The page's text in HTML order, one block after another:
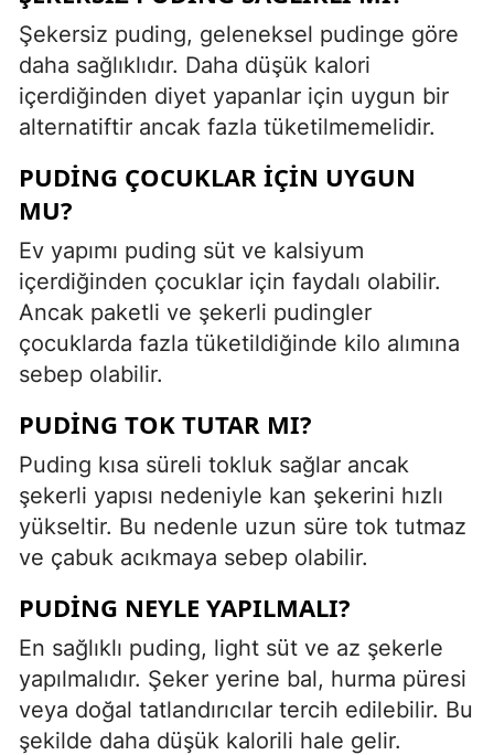
Şekersiz puding, geleneksel pudinge göre
daha sağlıklıdır. Daha düşük kalori
içerdiğinden diyet yapanlar için uygun bir
alternatiftir ancak fazla tüketilmemelidir.
PUDING ÇOCUKLAR IÇIN UYGUN
MU?
Ev yapımı puding süt ve kalsiyum
içerdiğinden çocuklar için faydalı olabilir.
Ancak paketli ve şekerli pudingler
çocuklarda fazla tüketildiğinde kilo alımına
sebep olabilir.
PUDING TOK TUTAR MI?
Puding kısa süreli tokluk sağlar ancak
şekerli yapısı nedeniyle kan şekerini hızlı
yükseltir. Bu nedenle uzun süre tok tutmaz
ve çabuk acıkmaya sebep olabilir.
PUDING NEYLE YAPILMALI?
En sağlıklı puding, light süt ve az şekerle
yapılmalıdır. Şeker yerine bal, hurma püresi
veya doğal tatlandırıcılar tercih edilebilir. Bu
şekilde daha düşük kalorili hale gelir.